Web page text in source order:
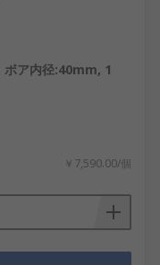
ボア内径:40mm, 1
￥7,590.00/個